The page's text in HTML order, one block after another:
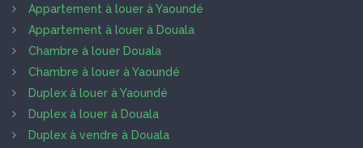
Appartement à louer à Yaoundé
Appartement à louer à Douala
Chambre à louer Douala
Chambre à louer à Yaoundé
Duplex à louer à Yaoundé
Duplex à louer à Douala
Duplex à vendre à Douala